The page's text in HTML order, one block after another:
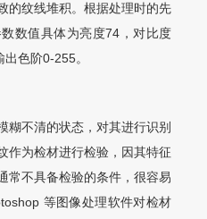
的纹线堆积。根据处理时的先
数值具体为亮度74，对比度
色阶0-255。
糊不清的状态，对其进行识别
作为检材进行检验，因其特征
常不具备检验的条件，很容易
等图像处理软件对检材